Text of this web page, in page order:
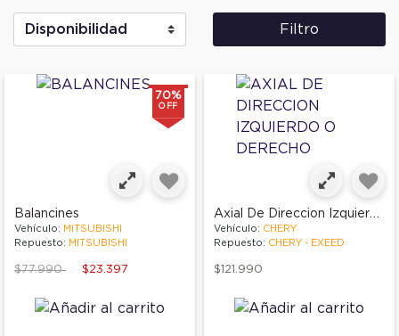
Filtro
70%
OFF
Balancines
Vehículo: MITSUBISHI
Repuesto: MITSUBISHI
Price reduced from
$77.990to $23.397
Axial De Direccion Izquierdo O Derecho
Vehículo: CHERY
Repuesto: CHERY - EXEED
$121.990